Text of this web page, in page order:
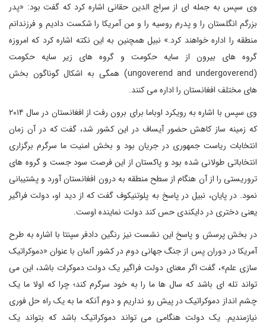
وی سپس به جمله ای از سراج الدین حقانی اشاره کرد که گفت بود: «پدر
بزرگم انگلستان را و پدرم روسیه را و من آمریکا را شکست دادیم و فرزندانم
منطقه را اداره خواهند کرد.» نبیل همچنین به این نکته اشاره کرد که امروزه
گروه های بیرون از سایه حکومت و گروه های زیر سایه حکومت
(ungoverend and undergoverend) همگی به اشکال گوناگون بخش
های مختلف افغانستان را اداره می کنند.
وی سپس با اشاره به رویکرد اوباما برای برون رفت از افغانستان در سال ۲۰۱۴
که زمینه ساز کاهش حضور آیساف در این کشور شد، گفت که در آن زمان
انتخابات ریاست جمهوری در جریان بود و بخش امنیت ما سرگرم برگزاری
انتخاباتی طولانی شده بود و پاکستان از این فرصت سود جست و گروه های
تروریستی را از آن هنگام از سطح منطقه به درون افغانستان آورد و پشتیبانی
نمود. در پایان، نبیل در پاسخ به پلوتنیکوف گفت که از دید او، دولت فراگیر
یعنی دختری در دایکندی حس کند دولت نماینده اوست.
در بخش پرسش و پاسخ این نشست نیز رنگین دادفر سپنتا با اشاره به طرح
آمریکا در دوران پس از جنگ جهانی دوم در کشور آلمان با عنوان «دموکراتیک
سازی علم»، گفت اگر معنای دولت فراگیر یک دولت دموکرات باشد، این می
تواند تله ای باشد که سال ها ما را به خود سرگرم کند؛ چرا که اولا ما یک
چشم انداز دموکراتیک در پیش رو نداریم و دوم آنکه ما به یک راه حل فوری
نیازمندیم. یک دولت هنگامی می تواند دموکراتیک باشد که بتواند یک